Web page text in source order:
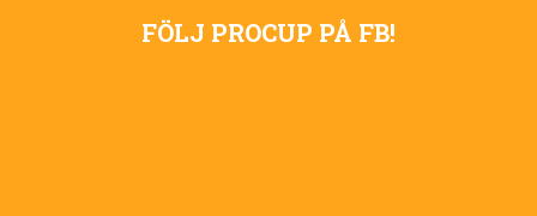
FÖLJ PROCUP PÅ FB!